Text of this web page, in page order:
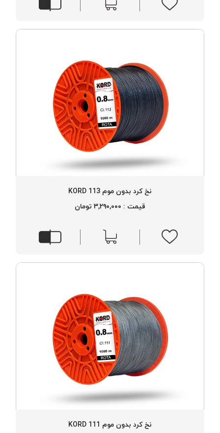
نخ کرد بدون موم 113 KORD
قیمت : ۳,۲۹۰,۰۰۰ تومان
نخ کرد بدون موم 111 KORD